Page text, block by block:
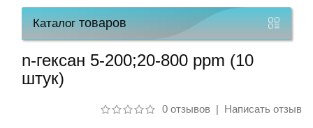
работы
Каталогтоваров
n-гексан 5-200;20-800 ppm (10
штук)
0 отзывов| Написать отзыв